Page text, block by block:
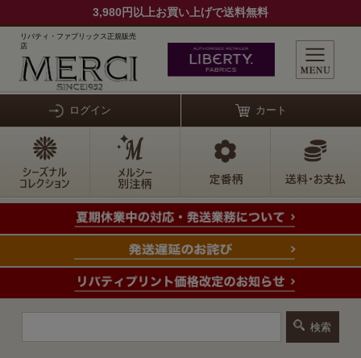
3,980円以上お買い上げで送料無料
リバティ・ファブリックス正規販売
店
ログイン カート